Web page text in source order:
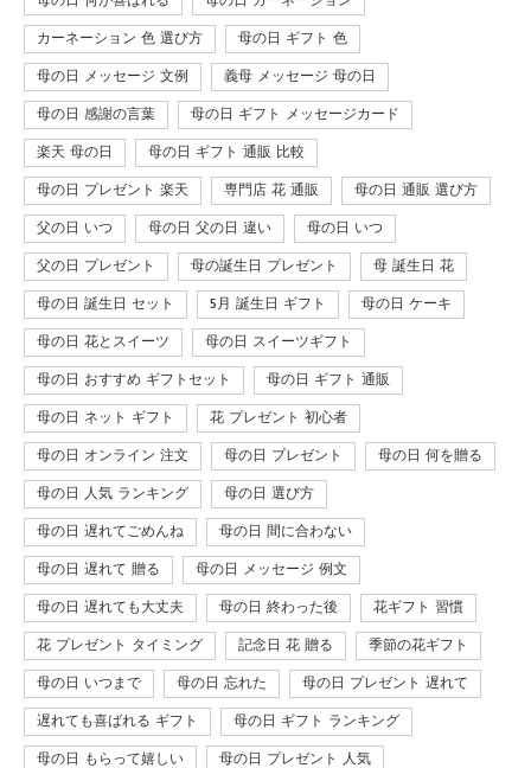
カーネーション 色 選び方 母の日 ギフト 色
母の日 メッセージ 文例 義母 メッセージ 母の日
母の日 感謝の言葉 母の日 ギフト メッセージカード
楽天 母の日 母の日 ギフト 通販 比較
母の日 プレゼント 楽天 専門店 花 通販 母の日 通販 選び方
父の日 いつ 母の日 父の日 違い 母の日 いつ
父の日 プレゼント 母の誕生日 プレゼント 母 誕生日 花
母の日 誕生日 セット 5月 誕生日 ギフト 母の日 ケーキ
母の日 花とスイーツ 母の日 スイーツギフト
母の日 おすすめ ギフトセット 母の日 ギフト 通販
母の日 ネット ギフト 花 プレゼント 初心者
母の日 オンライン 注文 母の日 プレゼント 母の日 何を贈る
母の日 人気 ランキング 母の日 選び方
母の日 遅れてごめんね 母の日 間に合わない
母の日 遅れて 贈る 母の日 メッセージ 例文
母の日 遅れても大丈夫 母の日 終わった後 花ギフト 習慣
花 プレゼント タイミング 記念日 花 贈る 季節の花ギフト
母の日 いつまで 母の日 忘れた 母の日 プレゼント 遅れて
遅れても喜ばれる ギフト 母の日 ギフト ランキング
母の日 もらって嬉しい 母の日 プレゼント 人気